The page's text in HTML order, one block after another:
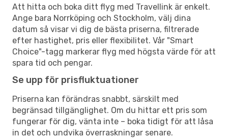
Att hitta och boka ditt flyg med Travellink är enkelt.
Ange bara Norrköping och Stockholm, välj dina
datum så visar vi dig de bästa priserna, filtrerade
efter hastighet, pris eller flexibilitet. Vår "Smart
Choice"-tagg markerar flyg med högsta värde för att
spara tid och pengar.
Se upp för prisfluktuationer
Priserna kan förändras snabbt, särskilt med
begränsad tillgänglighet. Om du hittar ett pris som
fungerar för dig, vänta inte – boka tidigt för att låsa
in det och undvika överraskningar senare.